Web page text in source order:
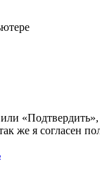
«Подтвердить»,
же я согласен